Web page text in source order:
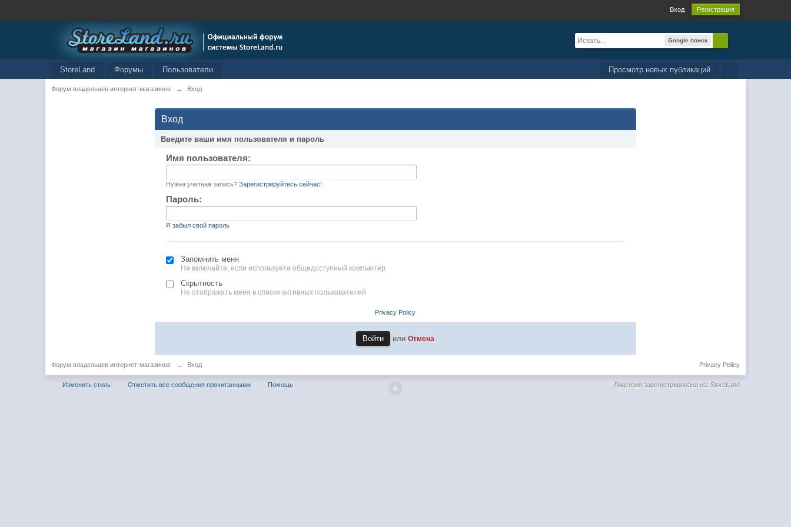
Вход Регистрация
Google поиск
Просмотр новых публикаций
StoreLand Форумы Пользователи
Форум владельцев интернет-магазинов → Вход
Вход
Введите ваши имя пользователя и пароль
Имя пользователя:
Нужна учетная запись? Зарегистрируйтесь сейчас!
Пароль:
Я забыл свой пароль
Запомнить меня
Не включайте, если используете общедоступный компьютер
Скрытность
Не отображать меня в списке активных пользователей
Privacy Policy
илиОтмена
Форум владельцев интернет-магазинов → Вход Privacy Policy
Изменить стиль Отметить все сообщения прочитанными Помощь Лицензия зарегистрирована на: StoreLand